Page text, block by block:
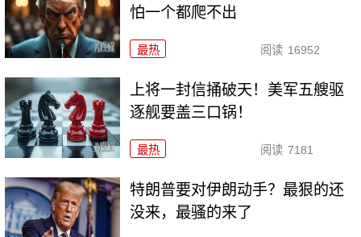
怕一个都爬不出
最热 阅读 16952
上将一封信捅破天！美军五艘驱
逐舰要盖三口锅！
最热 阅读 7181
特朗普要对伊朗动手？最狠的还
没来，最骚的来了